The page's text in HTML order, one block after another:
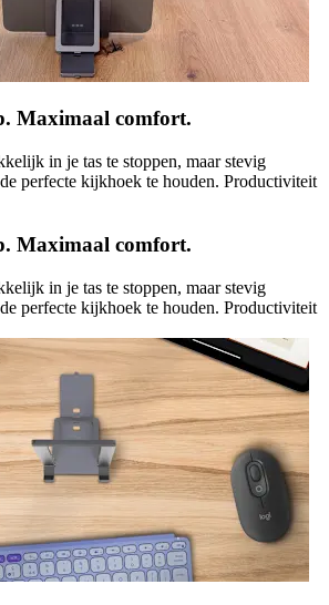
Maximaal comfort.
in je tas te stoppen, maar stevig
perfecte kijkhoek te houden. Productiviteit
Maximaal comfort.
in je tas te stoppen, maar stevig
perfecte kijkhoek te houden. Productiviteit